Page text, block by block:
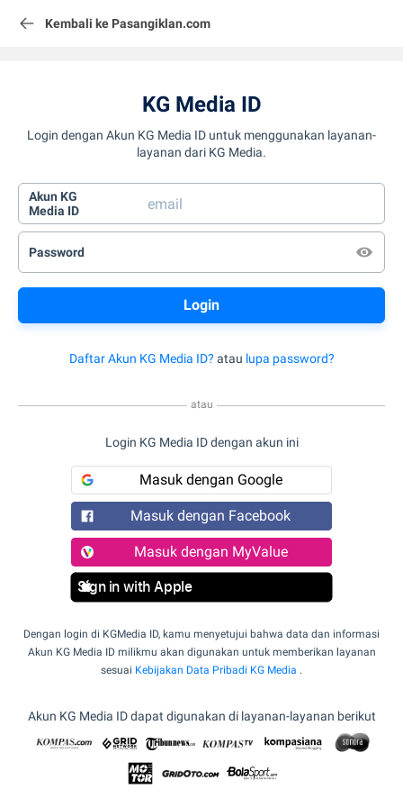
Kembali ke Pasangiklan.com
KG Media ID
Login dengan Akun KG Media ID untuk menggunakan layanan-
layanan dari KG Media.
Akun KG
Media ID
Password
Daftar Akun KG Media ID? atau lupa password?
atau
Login KG Media ID dengan akun ini
Masuk dengan Google
Masuk dengan Facebook
Masuk dengan MyValue
Sign in with Apple
Dengan login di KGMedia ID, kamu menyetujui bahwa data dan informasi
Akun KG Media ID milikmu akan digunakan untuk memberikan layanan
sesuai Kebijakan Data Pribadi KG Media .
Akun KG Media ID dapat digunakan di layanan-layanan berikut